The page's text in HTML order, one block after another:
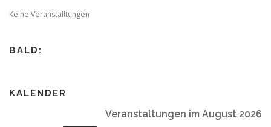
i
t
o
Keine Veranstalltungen
BALD:
KALENDER
Veranstaltungen im August 2026